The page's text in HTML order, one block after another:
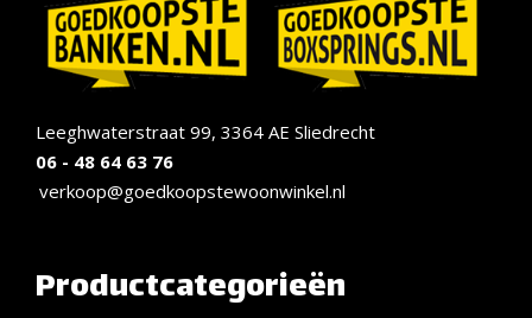
Leeghwaterstraat 99, 3364 AE Sliedrecht
06 - 48 64 63 76
verkoop@goedkoopstewoonwinkel.nl
Productcategorieën